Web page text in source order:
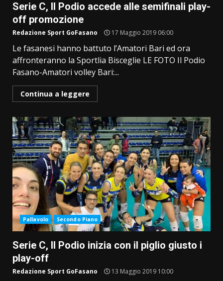
Serie C, Il Podio accede alle semifinali play-
off promozione
Redazione Sport GoFasano 17 Maggio 2019 06:00
Le fasanesi hanno battuto l’Amatori Bari ed ora
affronteranno la Sportlia Bisceglie LE FOTO Il Podio
Fasano-Amatori volley Bari:...
Continua a leggere
Pallavolo Secondo Piano
Serie C, Il Podio inizia con il piglio giusto i
play-off
Redazione Sport GoFasano 13 Maggio 2019 10:00